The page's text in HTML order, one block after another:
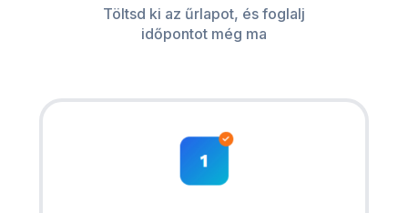
Töltsd ki az űrlapot, és foglalj
időpontot még ma